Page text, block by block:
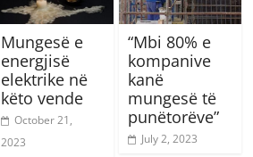
Mungesë e
energjisë
elektrike në
këto vende
October 21,
2023
“Mbi 80% e
kompanive
kanë
mungesë të
punëtorëve”
July 2, 2023